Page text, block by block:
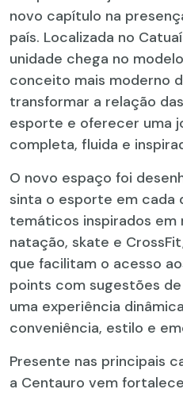
novo capítulo na
país. Localizada no
unidade chega no
conceito mais moderno
transformar a relação
esporte e oferecer uma
completa, fluida e
O novo espaço foi
sinta o esporte em cada
temáticos inspirados em
natação, skate e
que facilitam o acesso
points com sugestões
uma experiência
conveniência, estilo e
Presente nas principais
a Centauro vem